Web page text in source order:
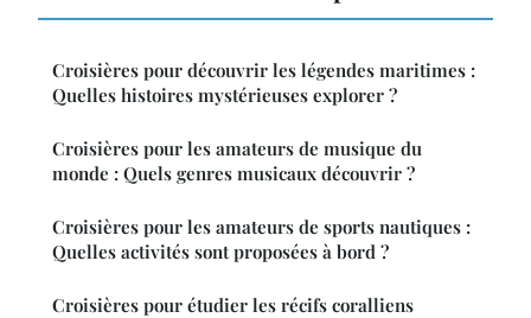
Croisières pour découvrir les légendes maritimes :
Quelles histoires mystérieuses explorer ?
Croisières pour les amateurs de musique du
monde : Quels genres musicaux découvrir ?
Croisières pour les amateurs de sports nautiques :
Quelles activités sont proposées à bord ?
Croisières pour étudier les récifs coralliens